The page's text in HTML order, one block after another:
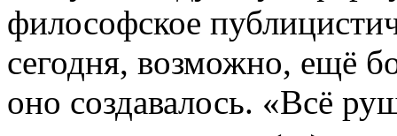
философское
сегодня, возможно, ещё
оно создавалось. «Всё